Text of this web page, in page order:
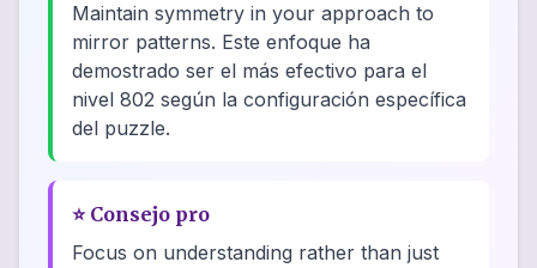
Maintain symmetry in your approach to
mirror patterns. Este enfoque ha
demostrado ser el más efectivo para el
nivel 802 según la configuración específica
del puzzle.
⭐ Consejo pro
Focus on understanding rather than just